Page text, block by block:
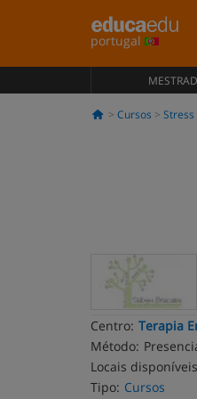
portugal
Cursos Stress
Centro: Terapia
Método:
Locais
Tipo: Cursos